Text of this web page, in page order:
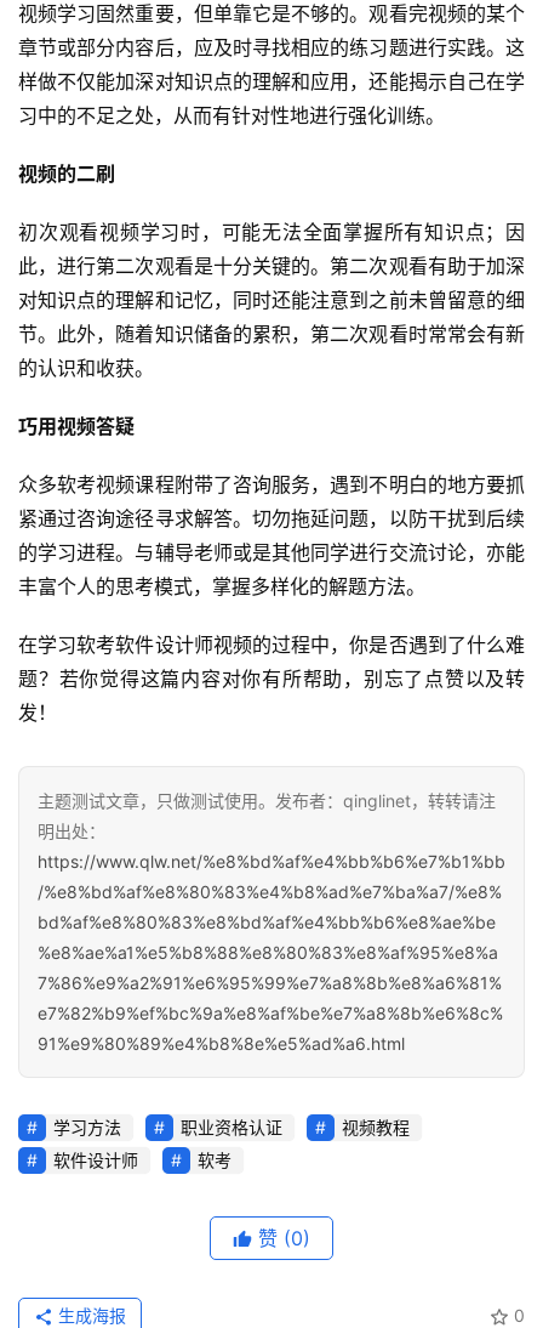
视频学习固然重要，但单靠它是不够的。观看完视频的某个
章节或部分内容后，应及时寻找相应的练习题进行实践。这
样做不仅能加深对知识点的理解和应用，还能揭示自己在学
习中的不足之处，从而有针对性地进行强化训练。
视频的二刷
初次观看视频学习时，可能无法全面掌握所有知识点；因
此，进行第二次观看是十分关键的。第二次观看有助于加深
对知识点的理解和记忆，同时还能注意到之前未曾留意的细
节。此外，随着知识储备的累积，第二次观看时常常会有新
的认识和收获。
巧用视频答疑
众多软考视频课程附带了咨询服务，遇到不明白的地方要抓
紧通过咨询途径寻求解答。切勿拖延问题，以防干扰到后续
的学习进程。与辅导老师或是其他同学进行交流讨论，亦能
丰富个人的思考模式，掌握多样化的解题方法。
在学习软考软件设计师视频的过程中，你是否遇到了什么难
题？若你觉得这篇内容对你有所帮助，别忘了点赞以及转
发！
主题测试文章，只做测试使用。发布者：qinglinet，转转请注
明出处：
https://www.qlw.net/%e8%bd%af%e4%bb%b6%e7%b1%bb
/%e8%bd%af%e8%80%83%e4%b8%ad%e7%ba%a7/%e8%
bd%af%e8%80%83%e8%bd%af%e4%bb%b6%e8%ae%be
%e8%ae%a1%e5%b8%88%e8%80%83%e8%af%95%e8%a
7%86%e9%a2%91%e6%95%99%e7%a8%8b%e8%a6%81%
e7%82%b9%ef%bc%9a%e8%af%be%e7%a8%8b%e6%8c%
91%e9%80%89%e4%b8%8e%e5%ad%a6.html
学习方法 职业资格认证
视频教程
软件设计师
软考
赞 (0)
0
生成海报